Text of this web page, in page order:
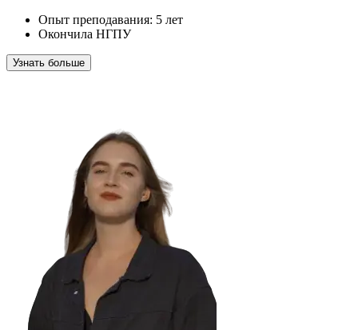
Опыт преподавания: 5 лет
Окончила НГПУ
Узнать больше